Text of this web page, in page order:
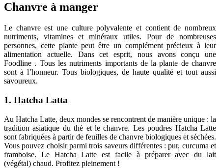
Chanvre à manger
Le chanvre est une culture polyvalente et contient de nombreux
nutriments, vitamines et minéraux utiles. Pour de nombreuses
personnes, cette plante peut être un complément précieux à leur
alimentation actuelle. Dans cet esprit, nous avons conçu une
Foodline . Tous les nutriments importants de la plante de chanvre
sont à l’honneur. Tous biologiques, de haute qualité et tout aussi
savoureux.
1. Hatcha Latta
Au Hatcha Latte, deux mondes se rencontrent de manière unique : la
tradition asiatique du thé et le chanvre. Les poudres Hatcha Latte
sont fabriquées à partir de feuilles de chanvre biologiques et séchées.
Vous pouvez choisir parmi trois saveurs différentes : pur, curcuma et
framboise. Le Hatcha Latte est facile à préparer avec du lait
(végétal) chaud. Profitez pleinement !